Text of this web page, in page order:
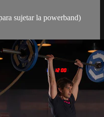
sujetar la powerband)